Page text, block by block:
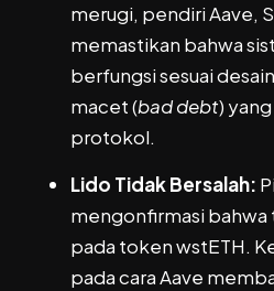
merugi, pendiri Aave,
memastikan bahwa
berfungsi sesuai
macet (bad debt)
protokol.
Lido Tidak Bersalah:
mengonfirmasi bahwa
pada token wstETH.
pada cara Aave